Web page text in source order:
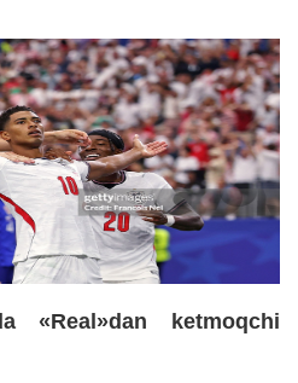
«Real»dan ketmoqchi